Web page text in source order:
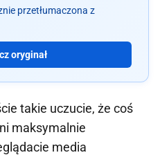
przetłumaczona z
oryginał
takie uczucie, że coś
maksymalnie
media